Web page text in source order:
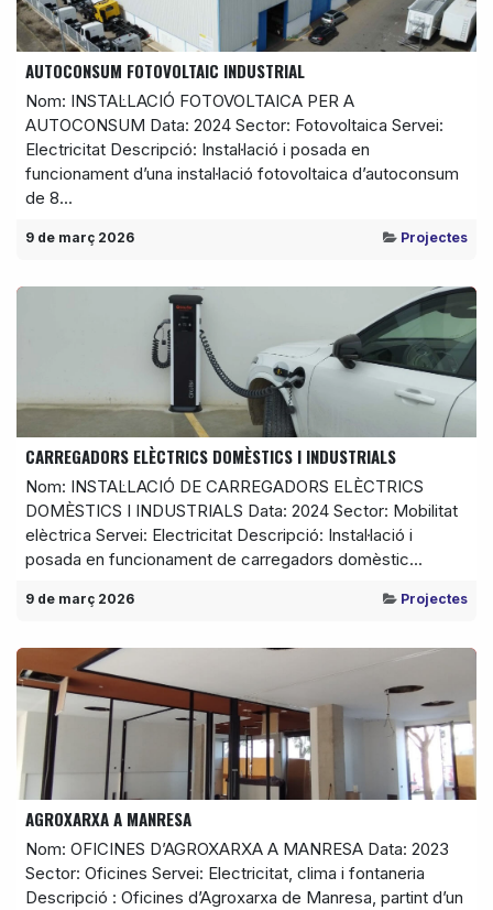
AUTOCONSUM FOTOVOLTAIC INDUSTRIAL
Nom: INSTAL·LACIÓ FOTOVOLTAICA PER A
AUTOCONSUM Data: 2024 Sector: Fotovoltaica Servei:
Electricitat Descripció: Instal·lació i posada en
funcionament d’una instal·lació fotovoltaica d’autoconsum
de 8...
9 de març 2026 Projectes
CARREGADORS ELÈCTRICS DOMÈSTICS I INDUSTRIALS
Nom: INSTAL·LACIÓ DE CARREGADORS ELÈCTRICS
DOMÈSTICS I INDUSTRIALS Data: 2024 Sector: Mobilitat
elèctrica Servei: Electricitat Descripció: Instal·lació i
posada en funcionament de carregadors domèstic...
9 de març 2026 Projectes
AGROXARXA A MANRESA
Nom: OFICINES D’AGROXARXA A MANRESA Data: 2023
Sector: Oficines Servei: Electricitat, clima i fontaneria
Descripció : Oficines d’Agroxarxa de Manresa, partint d’un